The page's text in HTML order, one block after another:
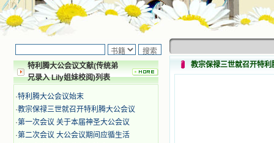
特利腾大公会议文献(传统弟
兄录入 Lily姐妹校阅)列表
·特利腾大公会议始末
·教宗保禄三世就召开特利腾大公会议
·第一次会议 关于本届神圣大公会议
·第二次会议 大公会议期间应循生活
教宗保禄三世就召开特